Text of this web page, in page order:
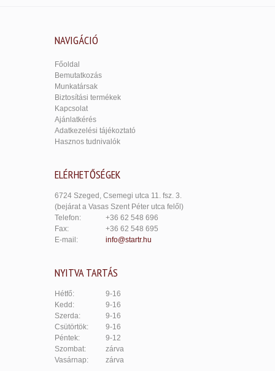
NAVIGÁCIÓ
Főoldal
Bemutatkozás
Munkatársak
Biztosítási termékek
Kapcsolat
Ajánlatkérés
Adatkezelési tájékoztató
Hasznos tudnivalók
ELÉRHETŐSÉGEK
6724 Szeged, Csemegi utca 11. fsz. 3.
(bejárat a Vasas Szent Péter utca felől)
Telefon:
+36 62 548 696
Fax:
+36 62 548 695
E-mail:
info@startr.hu
NYITVA TARTÁS
Hétfő:
9-16
Kedd:
9-16
Szerda:
9-16
Csütörtök:
9-16
Péntek:
9-12
Szombat:
zárva
Vasárnap:
zárva